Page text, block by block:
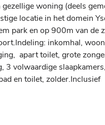
gezellige woning (deels
locatie in het domein
park en op 900m van de
inkomhal,
apart toilet, grote
3 volwaardige
en toilet, zolder.Inclusief